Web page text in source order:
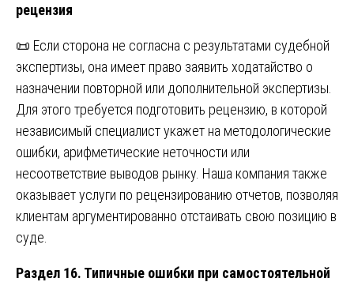
рецензия
📜 Если сторона не согласна с результатами судебной
экспертизы, она имеет право заявить ходатайство о
назначении повторной или дополнительной экспертизы.
Для этого требуется подготовить рецензию, в которой
независимый специалист укажет на методологические
ошибки, арифметические неточности или
несоответствие выводов рынку. Наша компания также
оказывает услуги по рецензированию отчетов, позволяя
клиентам аргументированно отстаивать свою позицию в
суде.
Раздел 16. Типичные ошибки при самостоятельной